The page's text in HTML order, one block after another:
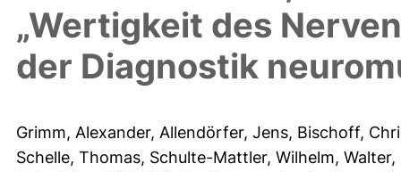
„Wertigkeit des
der Diagnostik
Grimm, Alexander, Allendörfer, Jens, Bischoff,
Schelle, Thomas, Schulte-Mattler, Wilhelm, Walter,